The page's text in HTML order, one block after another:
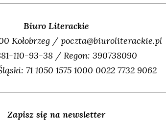
Biuro Literackie
Kołobrzeg / poczta@biuroliterackie.pl
110-93-38 / Regon: 390738090
71 1050 1575 1000 0022 7732 9062
Zapisz się na newsletter